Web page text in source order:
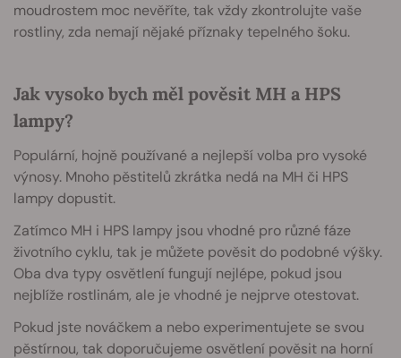
moudrostem moc nevěříte, tak vždy zkontrolujte vaše
rostliny, zda nemají nějaké příznaky tepelného šoku.
Jak vysoko bych měl pověsit MH a HPS
lampy?
Populární, hojně používané a nejlepší volba pro vysoké
výnosy. Mnoho pěstitelů zkrátka nedá na MH či HPS
lampy dopustit.
Zatímco MH i HPS lampy jsou vhodné pro různé fáze
životního cyklu, tak je můžete pověsit do podobné výšky.
Oba dva typy osvětlení fungují nejlépe, pokud jsou
nejblíže rostlinám, ale je vhodné je nejprve otestovat.
Pokud jste nováčkem a nebo experimentujete se svou
pěstírnou, tak doporučujeme osvětlení pověsit na horní